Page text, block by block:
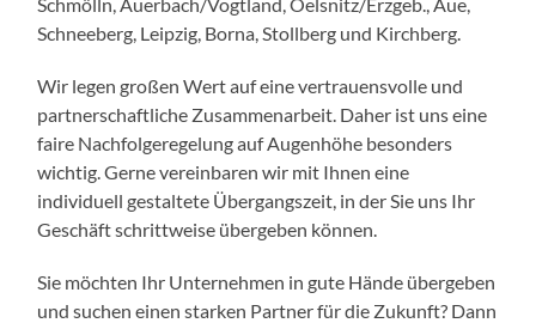
Schneeberg, Leipzig, Borna, Stollberg und Kirchberg.
Wir legen großen Wert auf eine vertrauensvolle und
partnerschaftliche Zusammenarbeit. Daher ist uns eine
faire Nachfolgeregelung auf Augenhöhe besonders
wichtig. Gerne vereinbaren wir mit Ihnen eine
individuell gestaltete Übergangszeit, in der Sie uns Ihr
Geschäft schrittweise übergeben können.
Sie möchten Ihr Unternehmen in gute Hände übergeben
und suchen einen starken Partner für die Zukunft? Dann